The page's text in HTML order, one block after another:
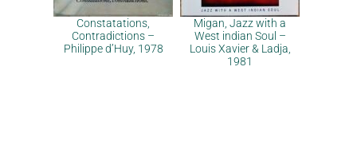
Constatations,
Contradictions –
Philippe d’Huy, 1978
Migan, Jazz with a
West indian Soul –
Louis Xavier & Ladja,
1981